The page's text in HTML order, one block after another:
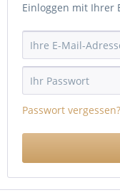
Einloggen mit Ihrer
Passwort vergessen?